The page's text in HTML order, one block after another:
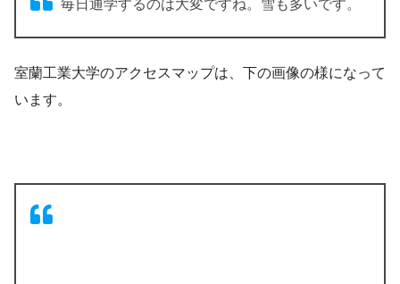
毎日通学するのは大変ですね。雪も多いです。
室蘭工業大学のアクセスマップは、下の画像の様になって
います。